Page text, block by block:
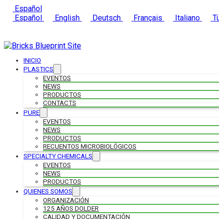
Español
Español
English Deutsch Français Italiano
INICIO
PLASTICS
EVENTOS
NEWS
PRODUCTOS
CONTACTS
PURE
EVENTOS
NEWS
PRODUCTOS
RECUENTOS MICROBIOLÓGICOS
SPECIALTY CHEMICALS
EVENTOS
NEWS
PRODUCTOS
QUIENES SOMOS
ORGANIZACIÓN
125 AÑOS DOLDER
CALIDAD Y DOCUMENTACIÓN